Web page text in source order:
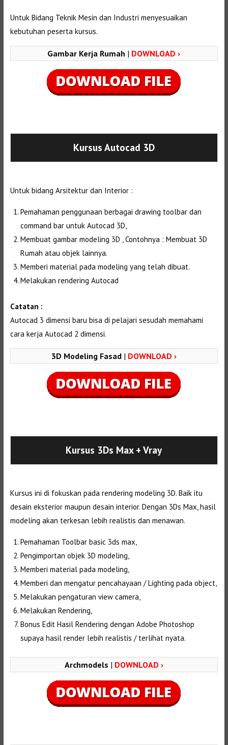
Untuk Bidang Teknik Mesin dan Industri menyesuaikan
kebutuhan peserta kursus.
Gambar Kerja Rumah | DOWNLOAD ›
Kursus Autocad 3D
Untuk bidang Arsitektur dan Interior :
Pemahaman penggunaan berbagai drawing toolbar dan
command bar untuk Autocad 3D,
Membuat gambar modeling 3D , Contohnya : Membuat 3D
Rumah atau objek lainnya.
Memberi material pada modeling yang telah dibuat.
Melakukan rendering Autocad
Catatan :
Autocad 3 dimensi baru bisa di pelajari sesudah memahami
cara kerja Autocad 2 dimensi.
3D Modeling Fasad | DOWNLOAD ›
Kursus 3Ds Max + Vray
Kursus ini di fokuskan pada rendering modeling 3D. Baik itu
desain eksterior maupun desain interior. Dengan 3Ds Max, hasil
modeling akan terkesan lebih realistis dan menawan.
Pemahaman Toolbar basic 3ds max,
Pengimportan objek 3D modeling,
Memberi material pada modeling,
Memberi dan mengatur pencahayaan / Lighting pada object,
Melakukan pengaturan view camera,
Melakukan Rendering,
Bonus Edit Hasil Rendering dengan Adobe Photoshop
supaya hasil render lebih realistis / terlihat nyata.
Archmodels | DOWNLOAD ›